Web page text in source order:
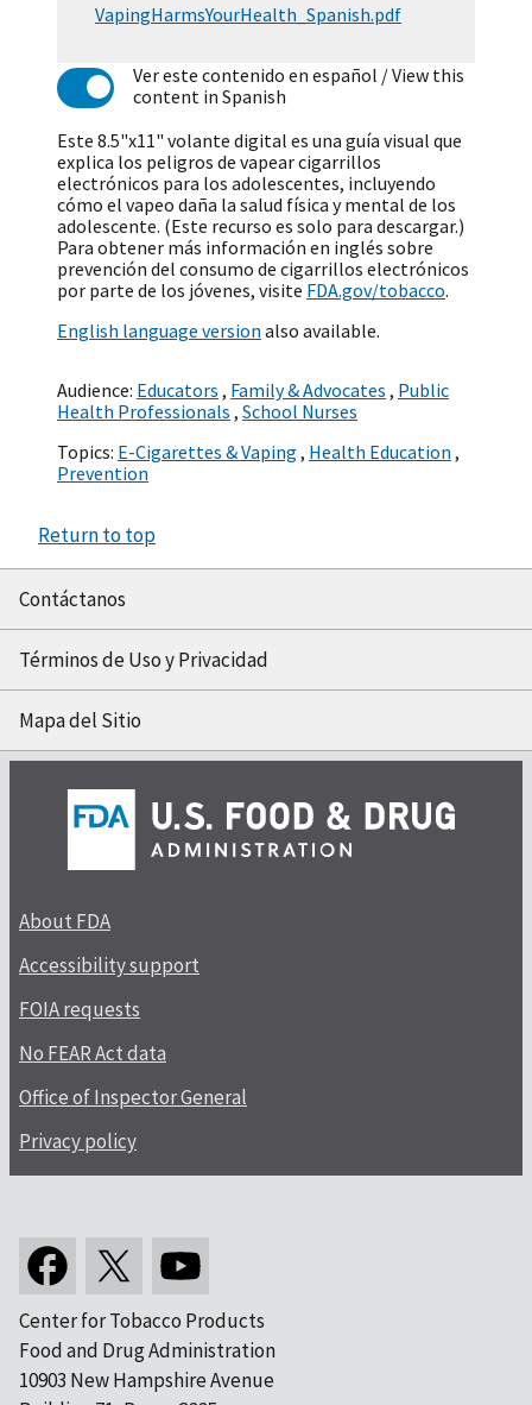
VapingHarmsYourHealth_Spanish.pdf
Ver este contenido en español / View this
content in Spanish
Este 8.5"x11" volante digital es una guía visual que
explica los peligros de vapear cigarrillos
electrónicos para los adolescentes, incluyendo
cómo el vapeo daña la salud física y mental de los
adolescente. (Este recurso es solo para descargar.)
Para obtener más información en inglés sobre
prevención del consumo de cigarrillos electrónicos
por parte de los jóvenes, visite FDA.gov/tobacco.
English language version also available.
Audience: Educators , Family & Advocates , Public
Health Professionals , School Nurses
Topics: E-Cigarettes & Vaping , Health Education ,
Prevention
Return to top
Contáctanos
Términos de Uso y Privacidad
Mapa del Sitio
About FDA
Accessibility support
FOIA requests
No FEAR Act data
Office of Inspector General
Privacy policy
Center for Tobacco Products
Food and Drug Administration
10903 New Hampshire Avenue